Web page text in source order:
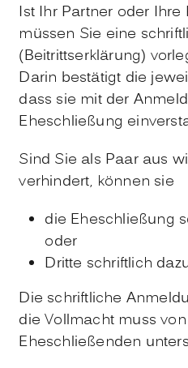
Ist Ihr Partner oder
müssen Sie eine
(Beitrittserklärung)
Darin bestätigt die
dass sie mit der
Eheschließung
Sind Sie als Paar aus
verhindert, können sie
die Eheschließung
oder
Dritte schriftlich
Die schriftliche
die Vollmacht muss
Eheschließenden